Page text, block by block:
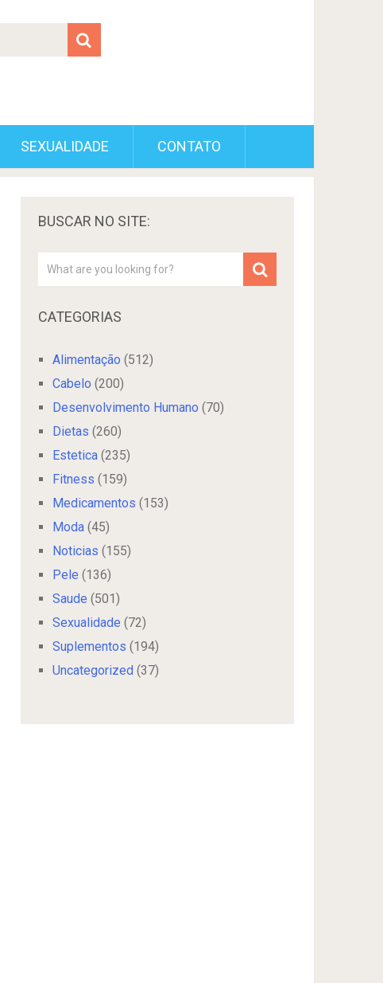
SEXUALIDADE CONTATO
BUSCAR NO SITE:
CATEGORIAS
Alimentação (512)
Cabelo (200)
Desenvolvimento Humano (70)
Dietas (260)
Estetica (235)
Fitness (159)
Medicamentos (153)
Moda (45)
Noticias (155)
Pele (136)
Saude (501)
Sexualidade (72)
Suplementos (194)
Uncategorized (37)